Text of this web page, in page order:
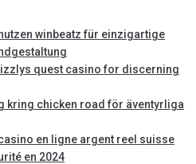
winbeatz für einzigartige
quest casino for discerning
kring chicken road för äventyrliga
en ligne argent reel suisse
en 2024